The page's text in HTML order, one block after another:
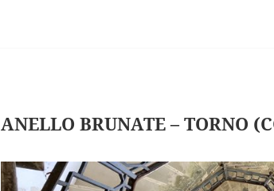
ANELLO BRUNATE – TORNO